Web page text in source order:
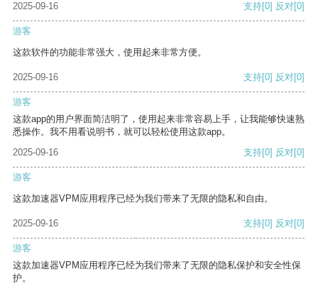
2025-09-16 支持[0] 反对[0]
游客
这款软件的功能非常强大，使用起来非常方便。
2025-09-16 支持[0] 反对[0]
游客
这款app的用户界面简洁明了，使用起来非常容易上手，让我能够快速熟
悉操作。我不用看说明书，就可以轻松使用这款app。
2025-09-16
支持[0] 反对[0]
游客
这款加速器VPM应用程序已经为我们带来了无限的隐私和自由。
2025-09-16 支持[0] 反对[0]
游客
这款加速器VPM应用程序已经为我们带来了无限的隐私保护和安全性保
护。